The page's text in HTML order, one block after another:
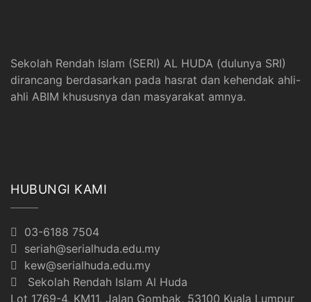
Sekolah Rendah Islam (SERI) AL HUDA (dulunya SRI)
dirancang berdasarkan pada hasrat dan kehendak ahli-
ahli ABIM khususnya dan masyarakat amnya.
HUBUNGI KAMI
03-6188 7504
seriah@serialhuda.edu.my
kew@serialhuda.edu.my
Sekolah Rendah Islam Al Huda
Lot 1769-4, KM11, Jalan Gombak, 53100 Kuala Lumpur